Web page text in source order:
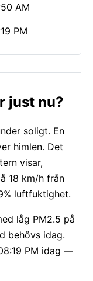
AM
PM
just nu?
soligt. En
himlen. Det
visar,
18 km/h från
luftfuktighet.
låg PM2.5 på
behövs idag.
PM idag —